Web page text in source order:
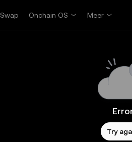
Swap Onchain OS Meer
Try